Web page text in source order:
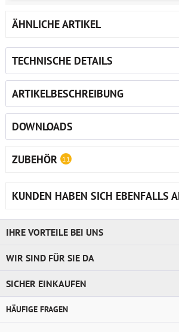
ÄHNLICHE ARTIKEL
TECHNISCHE DETAILS
ARTIKELBESCHREIBUNG
DOWNLOADS
ZUBEHÖR 11
KUNDEN HABEN SICH EBENFALLS
IHRE VORTEILE BEI UNS
WIR SIND FÜR SIE DA
SICHER EINKAUFEN
HÄUFIGE FRAGEN